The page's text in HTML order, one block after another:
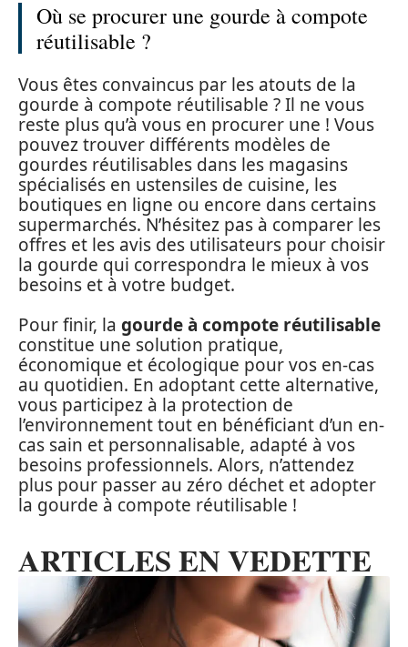
Où se procurer une gourde à compote
réutilisable ?
Vous êtes convaincus par les atouts de la
gourde à compote réutilisable ? Il ne vous
reste plus qu’à vous en procurer une ! Vous
pouvez trouver différents modèles de
gourdes réutilisables dans les magasins
spécialisés en ustensiles de cuisine, les
boutiques en ligne ou encore dans certains
supermarchés. N’hésitez pas à comparer les
offres et les avis des utilisateurs pour choisir
la gourde qui correspondra le mieux à vos
besoins et à votre budget.
Pour finir, la gourde à compote réutilisable
constitue une solution pratique,
économique et écologique pour vos en-cas
au quotidien. En adoptant cette alternative,
vous participez à la protection de
l’environnement tout en bénéficiant d’un en-
cas sain et personnalisable, adapté à vos
besoins professionnels. Alors, n’attendez
plus pour passer au zéro déchet et adopter
la gourde à compote réutilisable !
ARTICLES EN VEDETTE